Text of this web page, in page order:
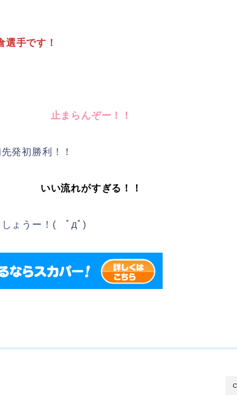
手です！
止まらんぞー！！
発初勝利！！
いい流れがすぎる！！
しょうー！( ﾟдﾟ)